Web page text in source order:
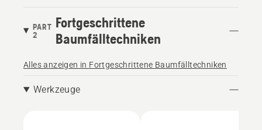
PART
2
Fortgeschrittene
Baumfälltechniken
Alles anzeigen in Fortgeschrittene Baumfälltechniken
Werkzeuge